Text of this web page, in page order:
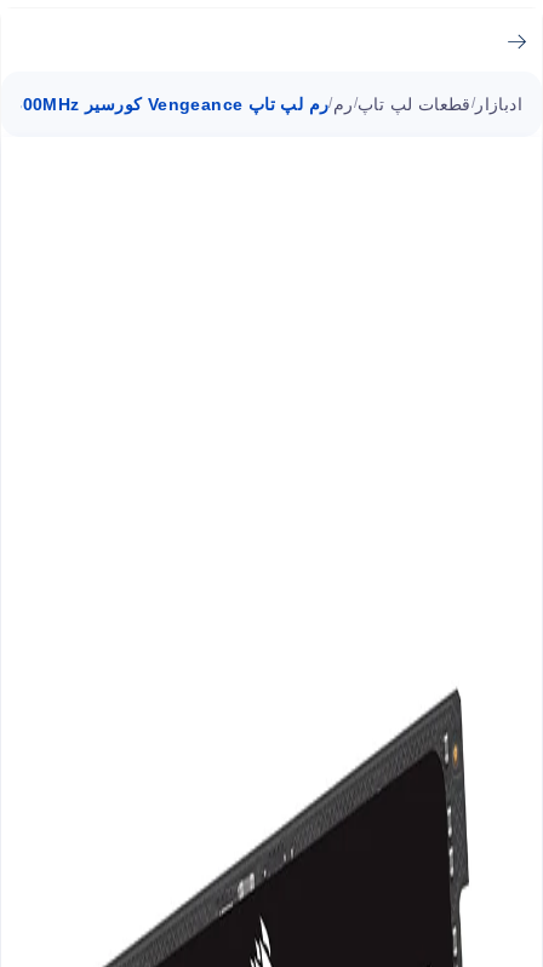
ادبازار /قطعات لپ تاپ/رم/رم لپ تاپ Vengeance کورسیر 32GB DDR4-4800MHz